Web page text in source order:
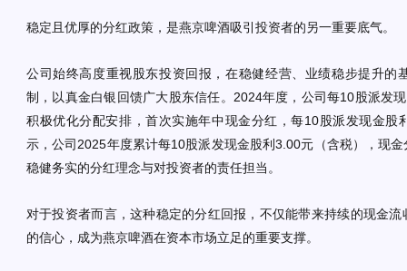
稳定且优厚的分红政策，是燕京啤酒吸引投资者的另一重要底气。
公司始终高度重视股东投资回报，在稳健经营、业绩稳步提升的
制，以真金白银回馈广大股东信任。2024年度，公司每10股派发
积极优化分配安排，首次实施年中现金分红，每10股派发现金股
示，公司2025年度累计每10股派发现金股利3.00元（含税），现
稳健务实的分红理念与对投资者的责任担当。
对于投资者而言，这种稳定的分红回报，不仅能带来持续的现金
的信心，成为燕京啤酒在资本市场立足的重要支撑。